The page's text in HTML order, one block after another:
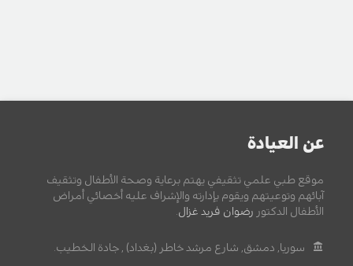
عن العيادة
موقع طبي علمي تثقيفي يهتم برعاية وصحة الأطفال وتثقيف
آبائهم وتوعيتهم ويقوم بإدارته والإشراف عليه أخصائي أمراض
الأطفال الدكتور رضوان فريد غزال
سوريا, دمشق, شارع مرشد خاطر (بغداد) , جادة الخطيب.